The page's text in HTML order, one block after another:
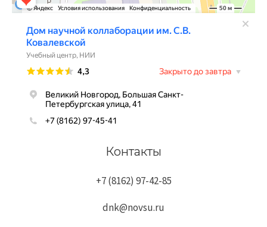
Контакты
+7 (8162) 97-42-85
dnk@novsu.ru